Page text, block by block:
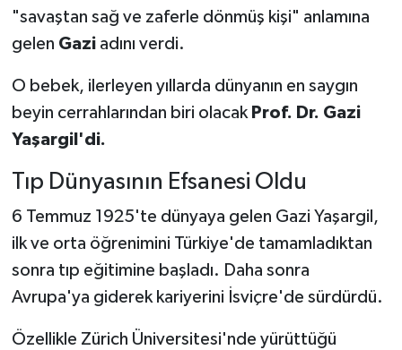
"savaştan sağ ve zaferle dönmüş kişi" anlamına
gelen Gaziadını verdi.
O bebek, ilerleyen yıllarda dünyanın en saygın
beyin cerrahlarından biri olacak Prof. Dr. Gazi
Yaşargil'di.
Tıp Dünyasının Efsanesi Oldu
6 Temmuz 1925'te dünyaya gelen Gazi Yaşargil,
ilk ve orta öğrenimini Türkiye'de tamamladıktan
sonra tıp eğitimine başladı. Daha sonra
Avrupa'ya giderek kariyerini İsviçre'de sürdürdü.
Özellikle Zürich Üniversitesi'nde yürüttüğü